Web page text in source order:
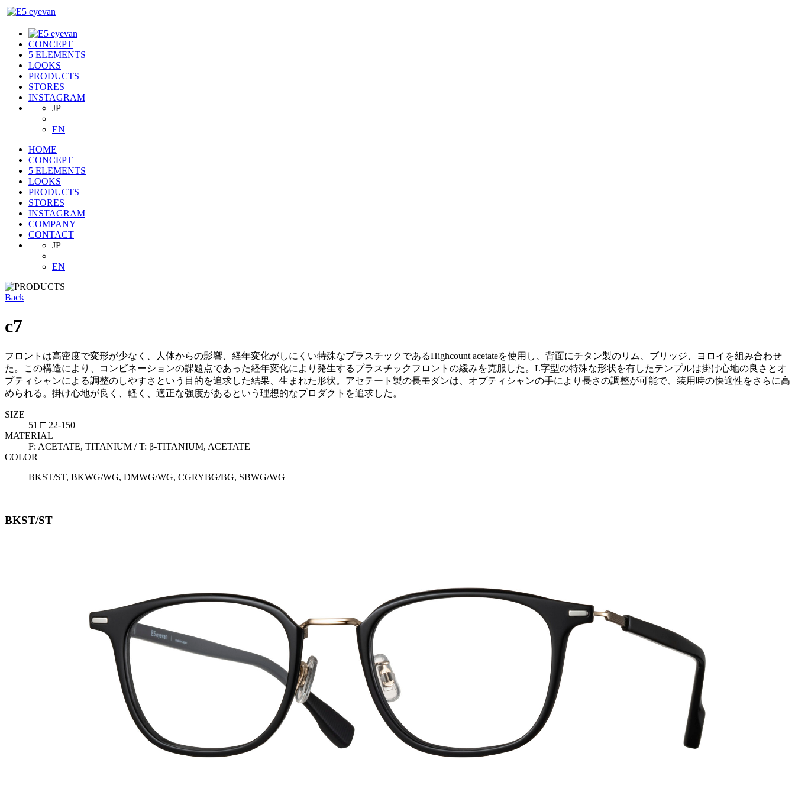
CONCEPT
5 ELEMENTS
LOOKS
PRODUCTS
STORES
INSTAGRAM
JP
|
EN
HOME
CONCEPT
5 ELEMENTS
LOOKS
PRODUCTS
STORES
INSTAGRAM
COMPANY
CONTACT
JP
|
EN
Back
c7
フロントは高密度で変形が少なく、人体からの影響、経年変化がしにくい特殊なプラスチックであるHighcount acetateを使用し、背面にチタン製のリム、ブリッジ、ヨロイを組み合わせ
た。この構造により、コンビネーションの課題点であった経年変化により発生するプラスチックフロントの緩みを克服した。L字型の特殊な形状を有したテンプルは掛け心地の良さとオ
プティシャンによる調整のしやすさという目的を追求した結果、生まれた形状。アセテート製の長モダンは、オプティシャンの手により長さの調整が可能で、装用時の快適性をさらに高
められる。掛け心地が良く、軽く、適正な強度があるという理想的なプロダクトを追求した。
SIZE
51 □ 22-150
MATERIAL
F: ACETATE, TITANIUM / T: β-TITANIUM, ACETATE
COLOR
BKST/ST, BKWG/WG, DMWG/WG, CGRYBG/BG, SBWG/WG
BKST/ST